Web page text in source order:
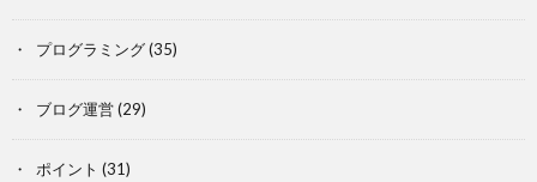
プログラミング(35)
ブログ運営(29)
ポイント (31)